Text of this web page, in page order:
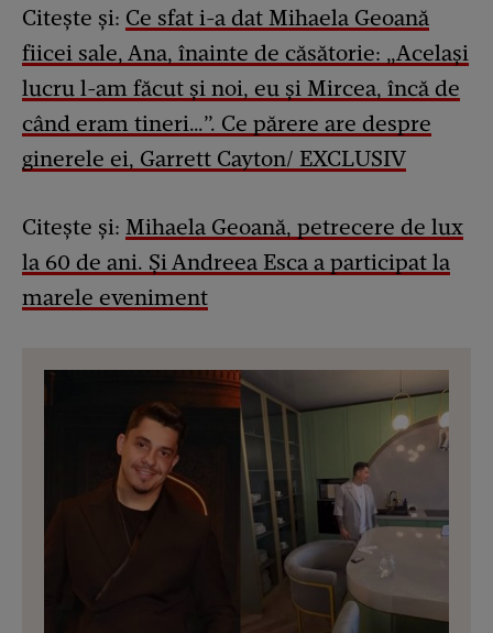
Citește și: Ce sfat i-a dat Mihaela Geoană
fiicei sale, Ana, înainte de căsătorie: „Același
lucru l-am făcut și noi, eu și Mircea, încă de
când eram tineri…”. Ce părere are despre
ginerele ei, Garrett Cayton/ EXCLUSIV
Citește și: Mihaela Geoană, petrecere de lux
la 60 de ani. Și Andreea Esca a participat la
marele eveniment